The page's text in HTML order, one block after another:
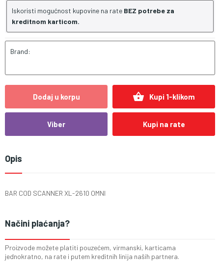
Iskoristi mogućnost kupovine na rate BEZ potrebe za
kreditnom karticom.
Brand:
Dodaj u korpu shopping_basket Kupi 1-klikom
Viber Kupi na rate
Opis
BAR COD SCANNER XL-2610 OMNI
Načini plaćanja?
Proizvode možete platiti pouzećem, virmanski, karticama
jednokratno, na rate i putem kreditnih linija naših partnera.